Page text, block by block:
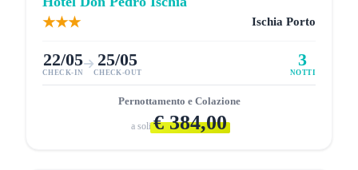
22/05 3
Pernottamento e Colazione
a soli€450,00